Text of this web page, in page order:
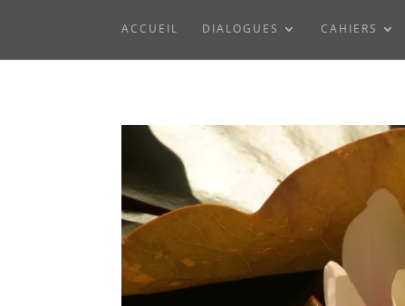
ACCUEIL DIALOGUES CAHIERS